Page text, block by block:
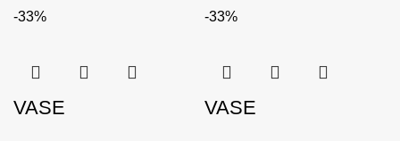
-33%
VASE
-33%
VASE